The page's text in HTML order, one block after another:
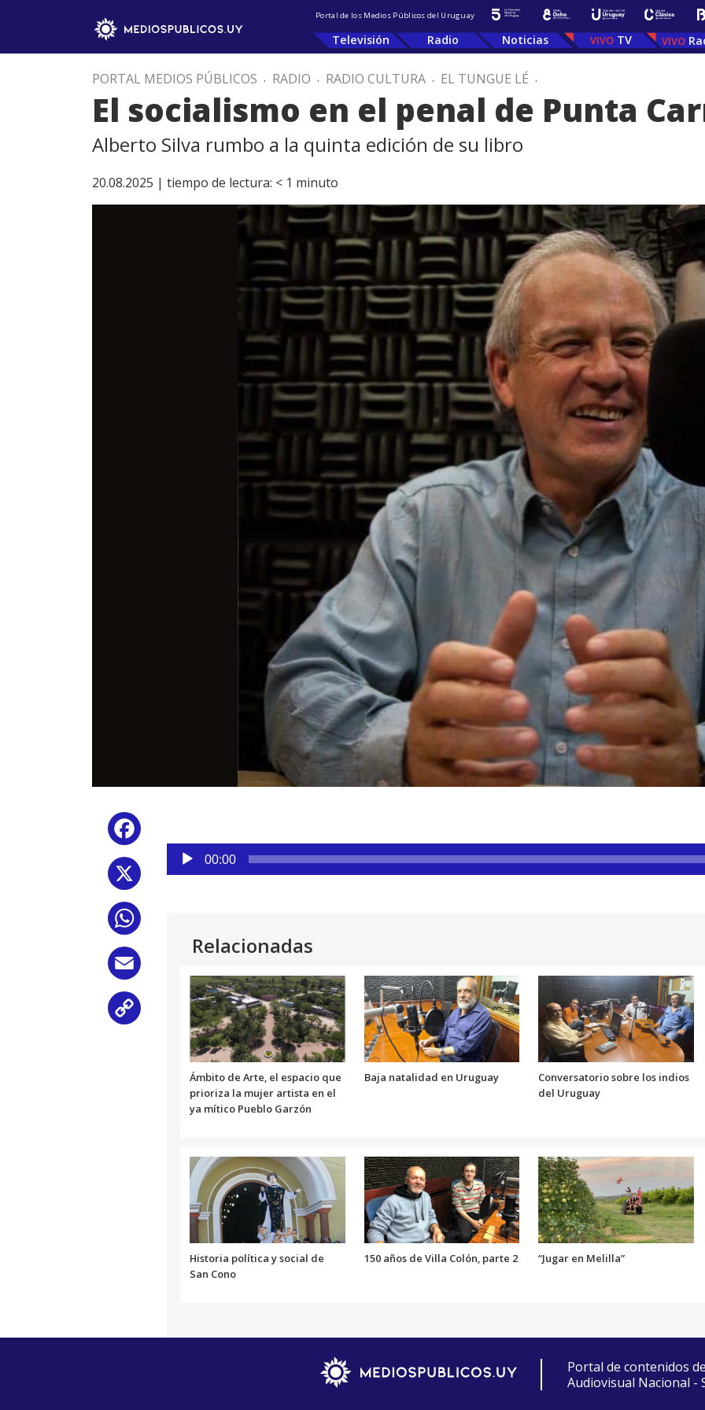
Portal de los Medios Públicos del Uruguay
Televisión Radio Noticias TV
PORTAL MEDIOS PÚBLICOS . RADIO . RADIO CULTURA . EL TUNGUE LÉ .
El socialismo en el penal de Punta
Alberto Silva rumbo a la quinta edición de su libro
20.08.2025 | tiempo de lectura: < 1 minuto
Reproductor
de
00:00
Relacionadas
Ámbito de Arte, el espacio que
prioriza la mujer artista en el
ya mítico Pueblo Garzón
Baja natalidad en Uruguay
Conversatorio sobre los indios
del Uruguay
Historia política y social de
San Cono
150 años de Villa Colón, parte 2 “Jugar en Melilla”
Portal de contenidos
Audiovisual Nacional -